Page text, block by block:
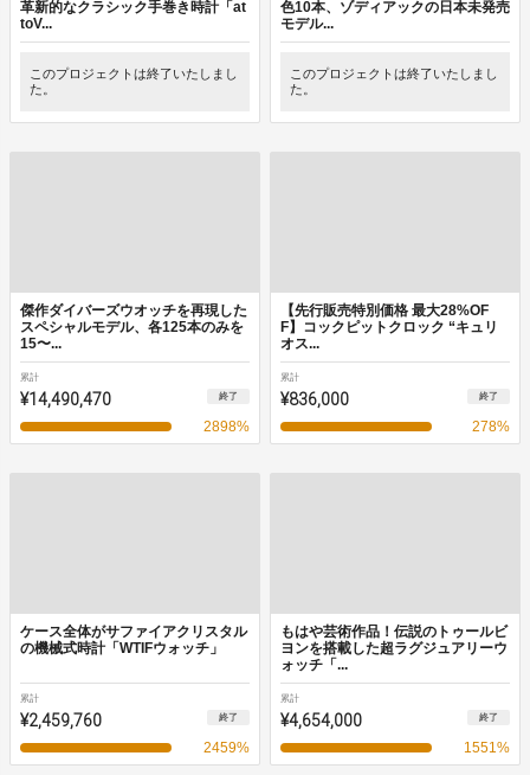
革新的なクラシック手巻き時計「at
toV...
このプロジェクトは終了いたしまし
た。
色10本、ゾディアックの日本未発売
モデル...
このプロジェクトは終了いたしまし
た。
傑作ダイバーズウオッチを再現した
スペシャルモデル、各125本のみを
15〜...
累計
¥14,490,470 終了
2898%
【先行販売特別価格 最大28%OF
F】コックピットクロック “キュリ
オス...
累計
¥836,000 終了
278%
ケース全体がサファイアクリスタル
の機械式時計「WTIFウォッチ」
累計
¥2,459,760 終了
2459%
もはや芸術作品！伝説のトゥールビ
ヨンを搭載した超ラグジュアリーウ
ォッチ「...
累計
¥4,654,000 終了
1551%